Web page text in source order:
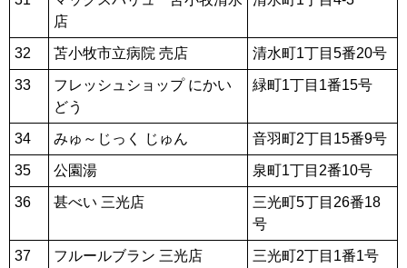
店
32 苫小牧市立病院 売店 清水町1丁目5番20号
33
フレッシュショップ にかい
どう
緑町1丁目1番15号
34 みゅ～じっく じゅん 音羽町2丁目15番9号
35 公園湯 泉町1丁目2番10号
36 甚べい 三光店
三光町5丁目26番18
号
37 フルールブラン 三光店 三光町2丁目1番1号